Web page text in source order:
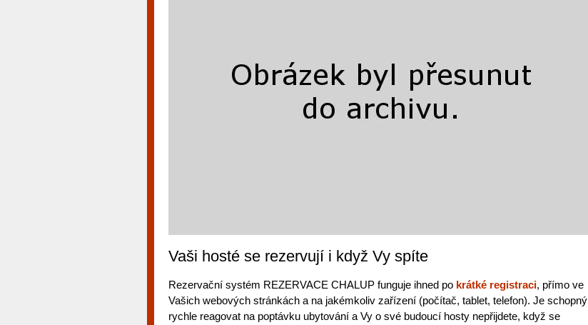
Vaši hosté se rezervují i když Vy spíte
Rezervační systém REZERVACE CHALUP funguje ihned po krátké registraci, přímo ve
Vašich webových stránkách a na jakémkoliv zařízení (počítač, tablet, telefon). Je schopný
rychle reagovat na poptávku ubytování a Vy o své budoucí hosty nepřijdete, když se